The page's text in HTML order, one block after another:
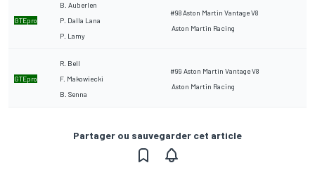
GTEpro
B. Auberlen
P. Dalla Lana
P. Lamy
#98 Aston Martin Vantage V8
Aston Martin Racing
GTEpro
R. Bell
F. Makowiecki
B. Senna
#99 Aston Martin Vantage V8
Aston Martin Racing
Partager ou sauvegarder cet article